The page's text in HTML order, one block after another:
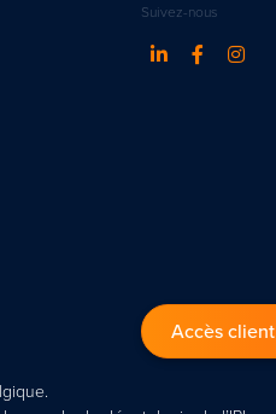
Suivez-nous
Accès client